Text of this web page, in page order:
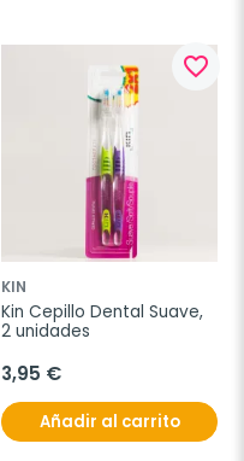
favorite_border
KIN
Kin Cepillo Dental Suave,
2 unidades
3,95 €
Añadir al carrito